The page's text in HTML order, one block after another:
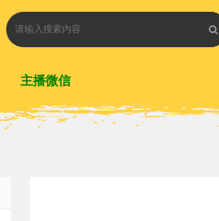
主播微信